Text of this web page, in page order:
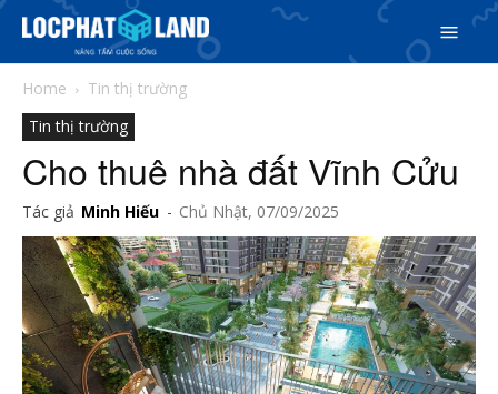
Search
Search
5/5(1 Review)
Phiên bản cập nhật V3
& tìm kiếm nhanh chóng hơn
Home
Tin thị trường
Tin thị trường
Cho thuê nhà đất Vĩnh Cửu
Tác giả Minh Hiếu - Chủ Nhật, 07/09/2025